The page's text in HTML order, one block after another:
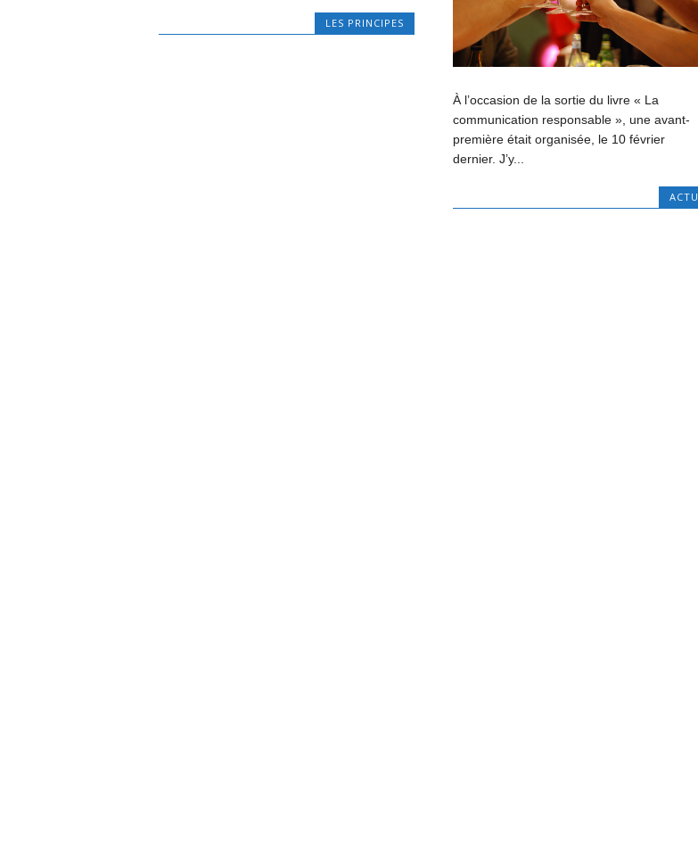
LES PRINCIPES
À l’occasion de la sortie du livre « La
communication responsable », une avant-
première était organisée, le 10 février
dernier. J’y...
ACTU